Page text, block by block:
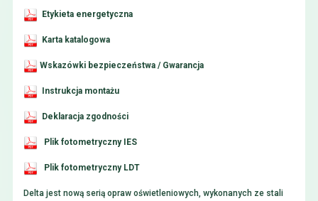
Etykieta energetyczna
Karta katalogowa
Wskazówki bezpieczeństwa / Gwarancja
Instrukcja montażu
Deklaracja zgodności
Plik fotometryczny IES
Plik fotometryczny LDT
Delta jest nową serią opraw oświetleniowych, wykonanych ze stali